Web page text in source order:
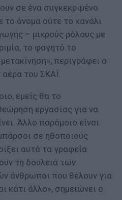
σε ένα συγκεκριμένο
όνομα ούτε το κανάλι
– μικρούς ρόλους με
το φαγητό το
περιγράφει ο
του ΣΚΑΪ.
εμείς θα το
εργασίας για να
Άλλο παρόμοιο είναι
σε ηθοποιούς
αυτά τα γραφεία
τη δουλειά των
άνθρωποι που θέλουν για
κάτι άλλο», σημειώνει ο